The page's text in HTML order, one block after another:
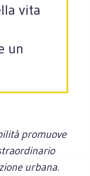
vita
un
promuove
urbana.